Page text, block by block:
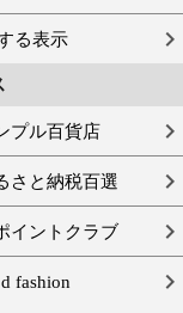
る表示
プル百貨店
さと納税百選
イントクラブ
fashion